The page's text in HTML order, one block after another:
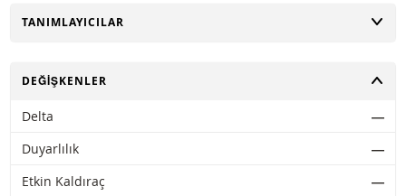
AÇ
TANIMLAYICILAR
AÇ
DEĞIŞKENLER
Delta
―
Duyarlılık
―
Etkin Kaldıraç
―